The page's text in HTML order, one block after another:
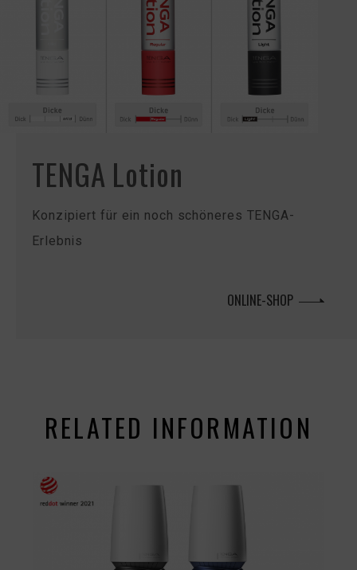
TENGA Lotion
Konzipiert für ein noch schöneres TENGA-
Erlebnis
ONLINE-SHOP
RELATED INFORMATION